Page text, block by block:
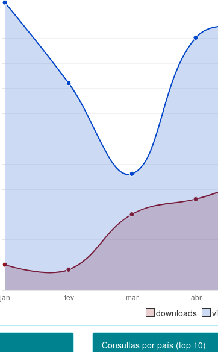
downloads
Consultas por país (top 10)